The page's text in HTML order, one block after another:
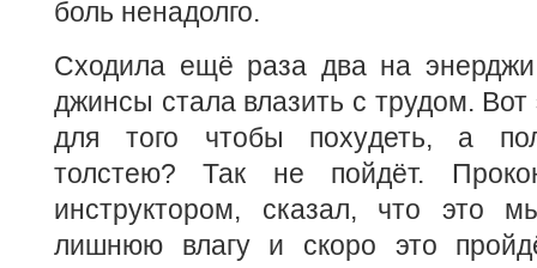
боль ненадолго.
Сходила ещё раза два на
джинсы стала влазить с трудом.
для того чтобы похудеть, а
толстею? Так не пойдёт.
инструктором, сказал, что это
лишнюю влагу и скоро это